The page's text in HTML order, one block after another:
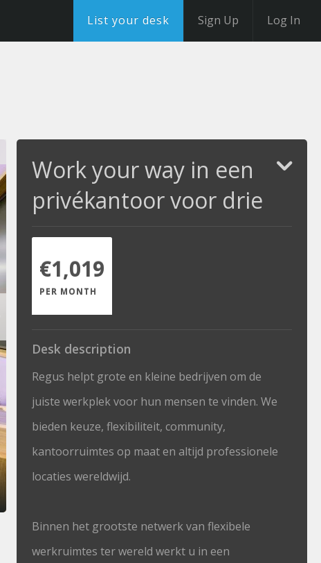
List your desk Sign Up Log In
Work your way in een
privékantoor voor drie
€1,019
PER MONTH
Desk description
Regus helpt grote en kleine bedrijven om de
juiste werkplek voor hun mensen te vinden. We
bieden keuze, flexibiliteit, community,
kantoorruimtes op maat en altijd professionele
locaties wereldwijd.
Binnen het grootste netwerk van flexibele
werkruimtes ter wereld werkt u in een